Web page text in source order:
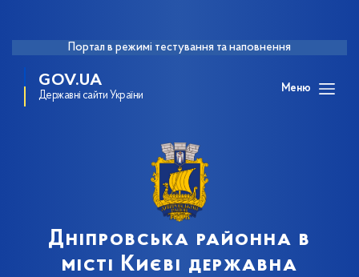
Портал в режимі тестування та наповнення
GOV.UA
Державні сайти України
Меню
Дніпровська районна в
місті Києві державна